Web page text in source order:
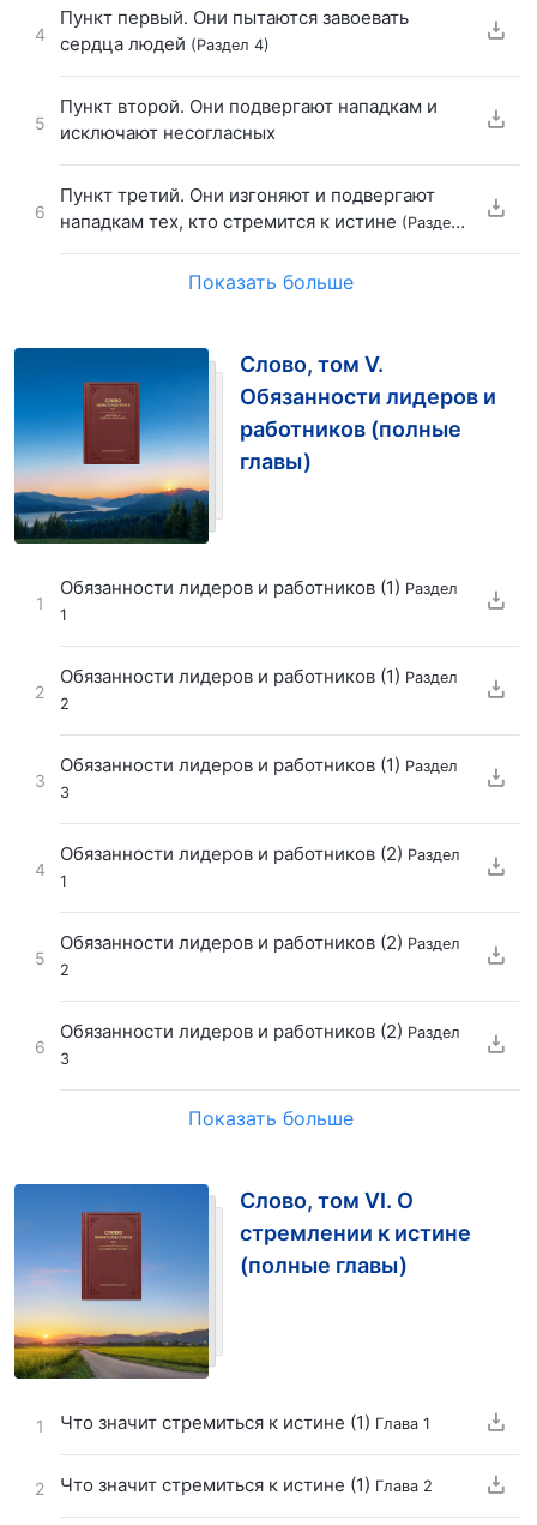
4
Пункт первый. Они пытаются завоевать
сердца людей (Раздел 4)
5
Пункт второй. Они подвергают нападкам и
исключают несогласных
6
Пункт третий. Они изгоняют и подвергают
нападкам тех, кто стремится к истине (Раздел
1)
Показать больше
Слово, том V.
Обязанности лидеров и
работников (полные
главы)
1
Обязанности лидеров и работников (1) Раздел
1
2
Обязанности лидеров и работников (1) Раздел
2
3
Обязанности лидеров и работников (1) Раздел
3
4
Обязанности лидеров и работников (2) Раздел
1
5
Обязанности лидеров и работников (2) Раздел
2
6
Обязанности лидеров и работников (2) Раздел
3
Показать больше
Слово, том VI. О
стремлении к истине
(полные главы)
1 Что значит стремиться к истине (1) Глава 1
2 Что значит стремиться к истине (1) Глава 2